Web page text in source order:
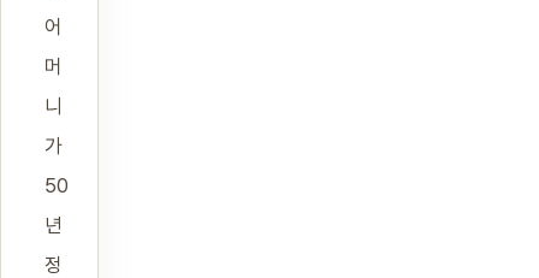
어
머
니
가
50
년
정